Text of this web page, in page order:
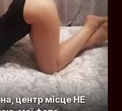
центр місце НЕ